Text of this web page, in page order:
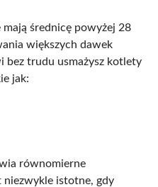
średnicę powyżej 28
większych dawek
bez trudu usmażysz kotlety
jak:
równomierne
niezwykle istotne, gdy